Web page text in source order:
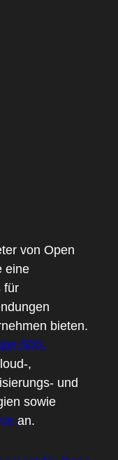
von Open
eine
für
bieten.
500-
,
und
sowie
an.